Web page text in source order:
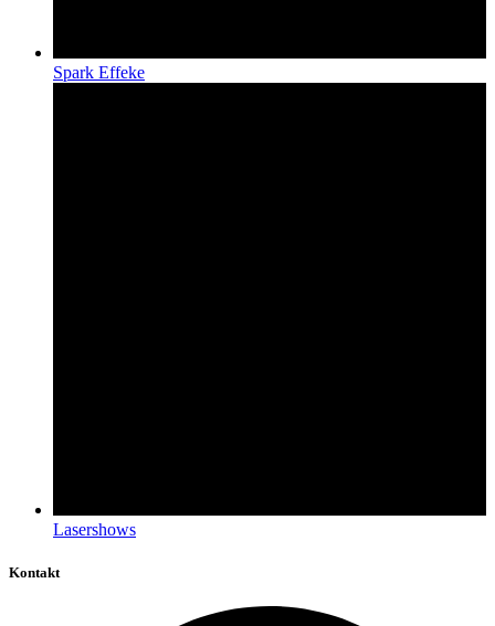
Spark Effeke
Lasershows
Kontakt